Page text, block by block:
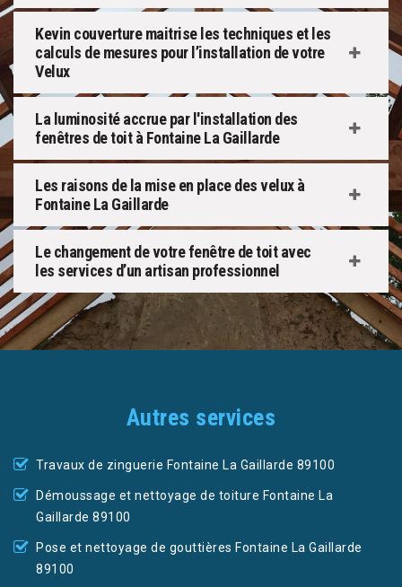
Kevin couverture maitrise les techniques et les
calculs de mesures pour l’installation de votre
Velux
La luminosité accrue par l'installation des
fenêtres de toit à Fontaine La Gaillarde
Les raisons de la mise en place des velux à
Fontaine La Gaillarde
Le changement de votre fenêtre de toit avec
les services d’un artisan professionnel
Autres services
Travaux de zinguerie Fontaine La Gaillarde 89100
Démoussage et nettoyage de toiture Fontaine La
Gaillarde 89100
Pose et nettoyage de gouttières Fontaine La Gaillarde
89100